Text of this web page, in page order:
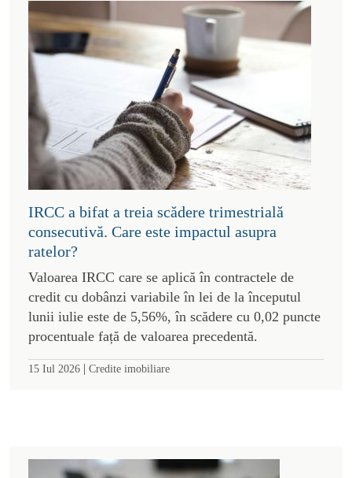
IRCC a bifat a treia scădere trimestrială
consecutivă. Care este impactul asupra
ratelor?
Valoarea IRCC care se aplică în contractele de
credit cu dobânzi variabile în lei de la începutul
lunii iulie este de 5,56%, în scădere cu 0,02 puncte
procentuale față de valoarea precedentă.
15 Iul 2026 | Credite imobiliare